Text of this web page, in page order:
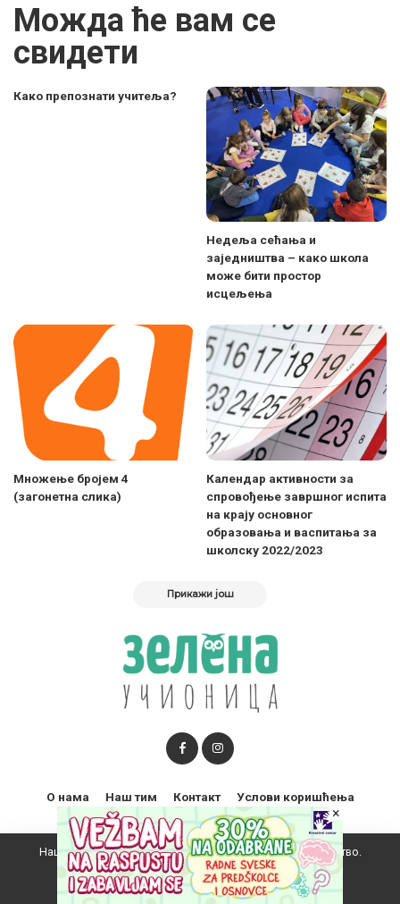
Можда ће вам се
свидети
Како препознати учитеља?
Недеља сећања и
заједништва – како школа
може бити простор
исцељења
Множење бројем 4
(загонетна слика)
Календар активности за
спровођење завршног испита
на крају основног
образовања и васпитања за
школску 2022/2023
Прикажи још
За питања или предлоге о пословној сарадњи можете
контактирати са нама путем доле наведене имејл адресе:
О нама Наш тим Контакт Услови коришћења
Наш вебсајт користи колачиће да побољша ваше искуство.
Прихватам
×